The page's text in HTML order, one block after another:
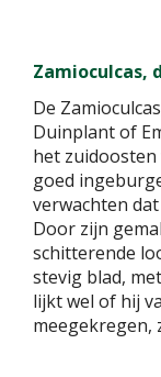
Zamioculcas,
De
Duinplant of
het zuidoosten
goed
verwachten
Door zijn
schitterende
stevig blad,
lijkt wel of hij
meegekregen,